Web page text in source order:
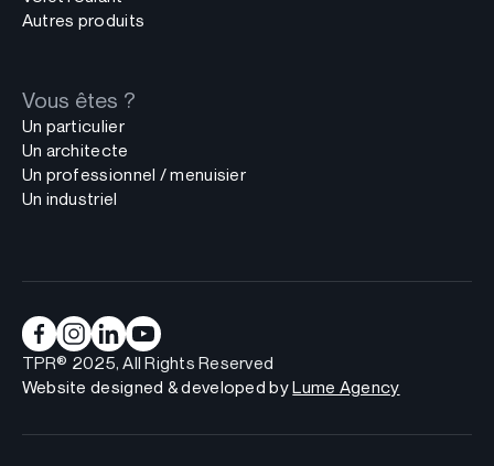
Autres produits
Vous êtes ?
Un particulier
Un architecte
Un professionnel / menuisier
Un industriel
TPR® 2025, All Rights Reserved
Website designed & developed byLume Agency